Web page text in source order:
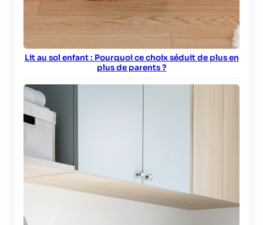
Lit au sol enfant : Pourquoi ce choix séduit de plus en
plus de parents ?